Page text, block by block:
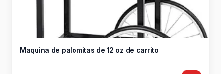
Maquina de palomitas de 12 oz de carrito